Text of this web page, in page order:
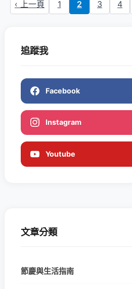
‹ 上一頁 1 2 3 4
追蹤我
Facebook
Instagram
Youtube
文章分類
節慶與生活指南